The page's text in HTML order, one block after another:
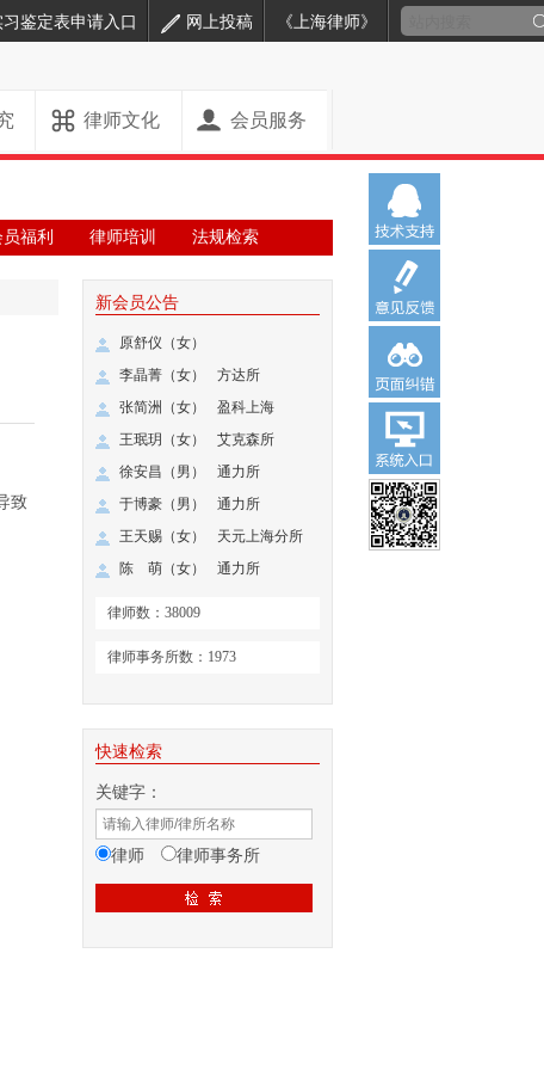
鉴定表申请入口 网上投稿 《上海律师》
律师文化 会员服务
福利 律师培训 法规检索
致
新会员公告
原舒仪（女）
李晶菁（女）
方达所
张简洲（女）
盈科上海
王珉玥（女）
艾克森所
徐安昌（男）
通力所
于博豪（男）
通力所
王天赐（女）
天元上海分所
陈 萌（女）
通力所
律师数：38009
律师事务所数：1973
快速检索
关键字：
律师 律师事务所